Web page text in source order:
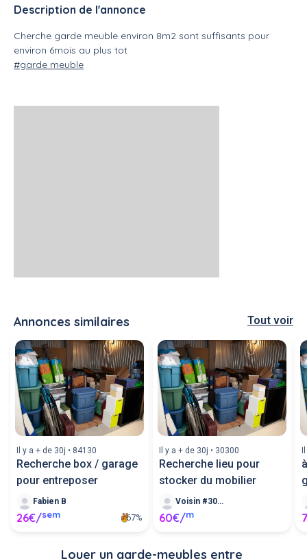
Description de l'annonce
Cherche garde meuble environ 8m2 sont suffisants pour
environ 6mois au plus tot
#garde meuble
Annonces similaires Tout voir
Il y a + de 30j • 84130
Recherche box / garage
pour entreposer
Fabien B
26€/sem 67%
Il y a + de 30j • 30300
Recherche lieu pour
stocker du mobilier
Voisin #30259
60€/m
Il
Louer un garde-meubles entre